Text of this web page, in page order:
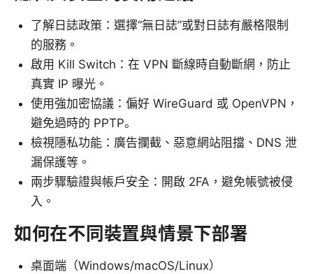
了解日誌政策：選擇“無日誌”或對日誌有嚴格限制
的服務。
啟用 Kill Switch：在 VPN 斷線時自動斷網，防止
真實 IP 曝光。
使用強加密協議：偏好 WireGuard 或 OpenVPN，
避免過時的 PPTP。
檢視隱私功能：廣告攔截、惡意網站阻擋、DNS 泄
漏保護等。
兩步驟驗證與帳戶安全：開啟 2FA，避免帳號被侵
入。
如何在不同裝置與情景下部署
桌面端（Windows/macOS/Linux）